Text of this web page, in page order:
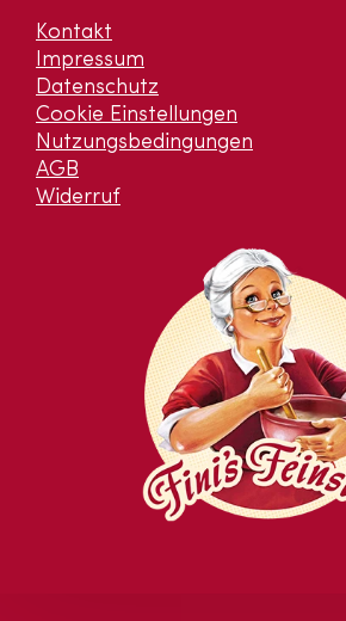
Kontakt
Impressum
Datenschutz
Cookie Einstellungen
Nutzungsbedingungen
AGB
Widerruf